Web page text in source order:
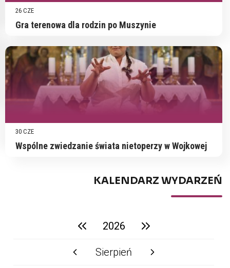
26 CZE
Gra terenowa dla rodzin po Muszynie
30 CZE
Wspólne zwiedzanie świata nietoperzy w Wojkowej
KALENDARZ WYDARZEŃ
poprzedni rok
2026 następny rok
poprzedni miesiąc
Sierpień następny miesiąc